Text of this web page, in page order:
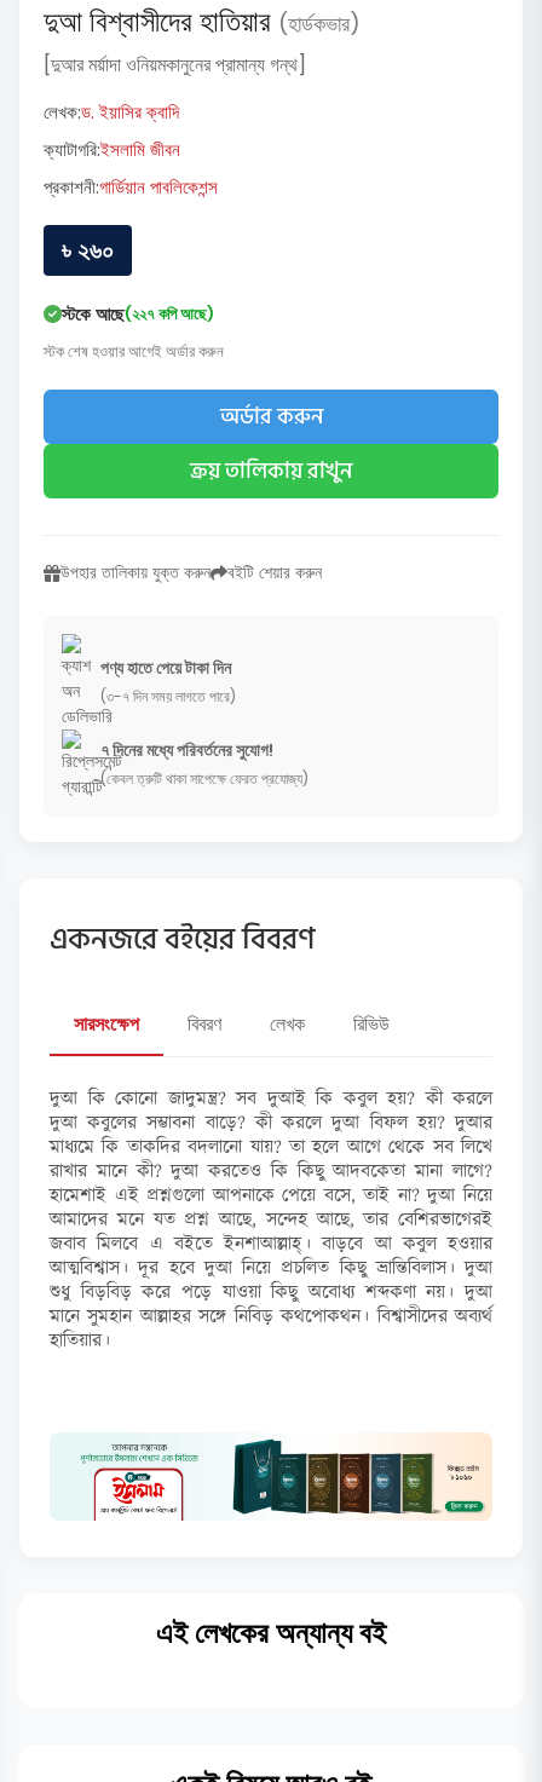
দুআ বিশ্বাসীদের হাতিয়ার (হার্ডকভার)
[দুআর মর্য়াদা ওনিয়মকানুনের প্রামান্য গন্থ]
লেখক:ড. ইয়াসির ক্বাদি
ক্যাটাগরি:ইসলামি জীবন
প্রকাশনী:গার্ডিয়ান পাবলিকেশন্স
৳ ২৬০
স্টকে আছে(২২৭ কপি আছে)
স্টক শেষ হওয়ার আগেই অর্ডার করুন
অর্ডার করুন
ক্রয় তালিকায় রাখুন
উপহার তালিকায় যুক্ত করুন বইটি শেয়ার করুন
পণ্য হাতে পেয়ে টাকা দিন
(৩-৭ দিন সময় লাগতে পারে)
৭ দিনের মধ্যে পরিবর্তনের সুযোগ!
(কেবল ত্রুটি থাকা সাপেক্ষে ফেরত প্রযোজ্য)
একনজরে বইয়ের বিবরণ
সারসংক্ষেপ বিবরণ লেখক রিভিউ
দুআ কি কোনো জাদুমন্ত্র? সব দুআই কি কবুল হয়? কী করলে
দুআ কবুলের সম্ভাবনা বাড়ে? কী করলে দুআ বিফল হয়? দুআর
মাধ্যমে কি তাকদির বদলানো যায়? তা হলে আগে থেকে সব লিখে
রাখার মানে কী? দুআ করতেও কি কিছু আদবকেতা মানা লাগে?
হামেশাই এই প্রশ্নগুলো আপনাকে পেয়ে বসে, তাই না? দুআ নিয়ে
আমাদের মনে যত প্রশ্ন আছে, সন্দেহ আছে, তার বেশিরভাগেরই
জবাব মিলবে এ বইতে ইনশাআল্লাহ্‌। বাড়বে আ কবুল হওয়ার
আত্মবিশ্বাস। দূর হবে দুআ নিয়ে প্রচলিত কিছু ভ্রান্তিবিলাস। দুআ
শুধু বিড়বিড় করে পড়ে যাওয়া কিছু অবোধ্য শব্দকণা নয়। দুআ
মানে সুমহান আল্লাহর সঙ্গে নিবিড় কথপোকথন। বিশ্বাসীদের অব্যর্থ
হাতিয়ার।
এই লেখকের অন্যান্য বই